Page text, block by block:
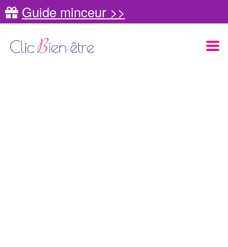
Guide minceur >>